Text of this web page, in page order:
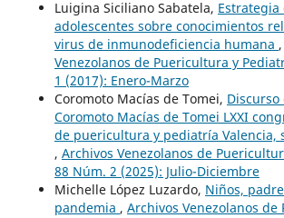
Luigina Siciliano Sabatela, Estrategia
adolescentes sobre conocimientos
virus de inmunodeficiencia humana ,
Venezolanos de Puericultura y
1 (2017): Enero-Marzo
Coromoto Macías de Tomei, Discurso
Coromoto Macías de Tomei LXXI
de puericultura y pediatría Valencia,
, Archivos Venezolanos de
88 Núm. 2 (2025): Julio-Diciembre
Michelle López Luzardo, Niños,
pandemia , Archivos Venezolanos